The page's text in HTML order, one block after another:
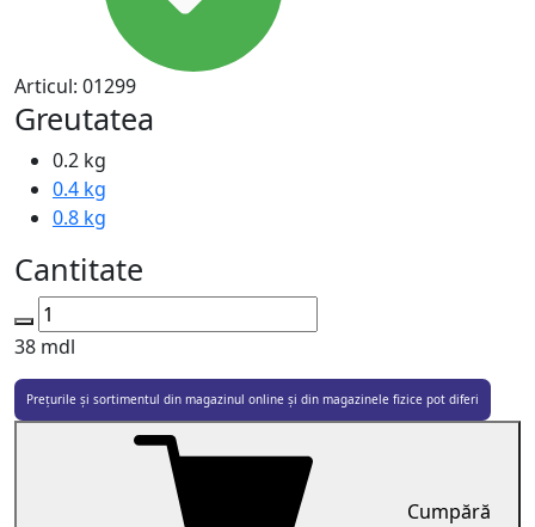
Articul: 01299
Greutatea
0.2 kg
0.4 kg
0.8 kg
Cantitate
38 mdl
Prețurile și sortimentul din magazinul online și din magazinele fizice pot diferi
Cumpără